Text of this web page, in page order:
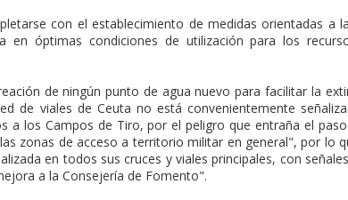
con el establecimiento de medidas orientadas a
óptimas condiciones de utilización para los
de ningún punto de agua nuevo para facilitar la
de viales de Ceuta no está convenientemente
a los Campos de Tiro, por el peligro que entraña el
zonas de acceso a territorio militar en general", por lo
en todos sus cruces y viales principales, con
a la Consejería de Fomento".